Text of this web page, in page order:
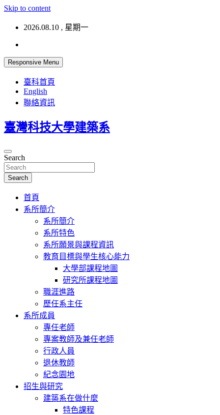
Skip to content
2026.08.10 , 星期一
Responsive Menu
臺科首頁
English
聯絡資訊
臺灣科技大學建築系
Search
Search
首頁
系所簡介
系所簡介
系所特色
系所願景與課程資訊
教育目標與學生核心能力
大學部課程地圖
研究所課程地圖
職涯進路
歷任系主任
系所成員
專任老師
專案教師及兼任老師
行政人員
退休教師
紀念園地
招生與研究
建築系在做什麼
特色課程